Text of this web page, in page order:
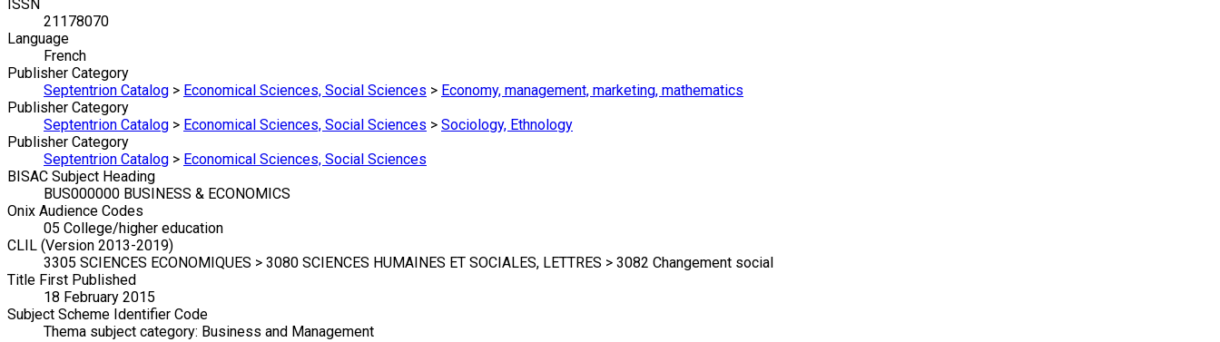
ISSN
21178070
Language
French
Publisher Category
Septentrion Catalog > Economical Sciences, Social Sciences > Economy, management, marketing, mathematics
Publisher Category
Septentrion Catalog > Economical Sciences, Social Sciences > Sociology, Ethnology
Publisher Category
Septentrion Catalog > Economical Sciences, Social Sciences
BISAC Subject Heading
BUS000000 BUSINESS & ECONOMICS
Onix Audience Codes
05 College/higher education
CLIL (Version 2013-2019)
3305 SCIENCES ECONOMIQUES > 3080 SCIENCES HUMAINES ET SOCIALES, LETTRES > 3082 Changement social
Title First Published
18 February 2015
Subject Scheme Identifier Code
Thema subject category: Business and Management